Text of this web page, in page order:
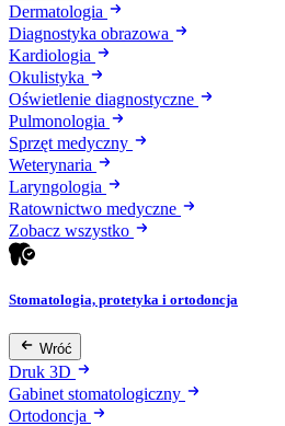
Dermatologia
Diagnostyka obrazowa
Kardiologia
Okulistyka
Oświetlenie diagnostyczne
Pulmonologia
Sprzęt medyczny
Weterynaria
Laryngologia
Ratownictwo medyczne
Zobacz wszystko
Stomatologia, protetyka i ortodoncja
Wróć
Druk 3D
Gabinet stomatologiczny
Ortodoncja